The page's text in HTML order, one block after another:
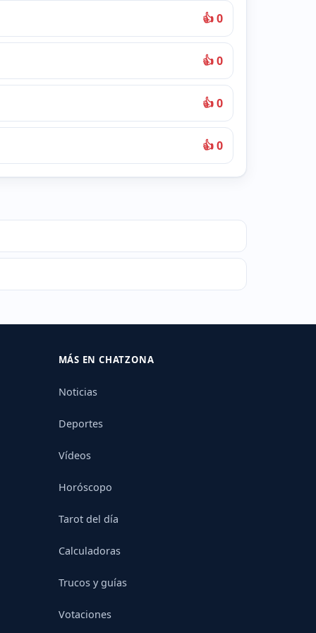
👍 0
👍 0
👍 0
👍 0
MÁS EN CHATZONA
Noticias
Deportes
Vídeos
Horóscopo
Tarot del día
Calculadoras
Trucos y guías
Votaciones